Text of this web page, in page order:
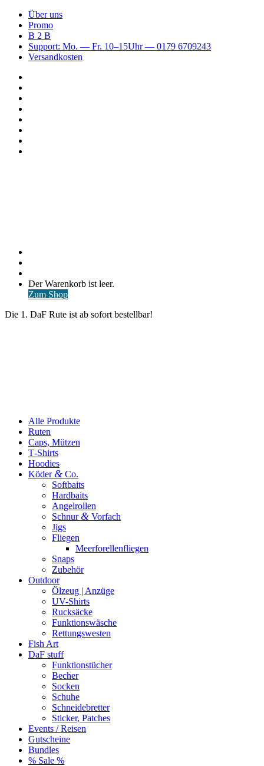
Über uns
Promo
B 2 B
Support: Mo. — Fr. 10–15Uhr — 0179 6709243
Versandkosten
Warenkorb
ansehen
Der Warenkorb ist leer.
Zum Shop
Die 1. DaF Rute ist ab sofort bestellbar!
Alle Produkte
Ruten
Caps, Mützen
T‑Shirts
Hoodies
Köder& Co.
Softbaits
Hardbaits
Angelrollen
Schnur& Vorfach
Jigs
Fliegen
Meerforellenfliegen
Snaps
Zubehör
Outdoor
Ölzeug | Anzüge
UV-Shirts
Rucksäcke
Funktionswäsche
Rettungswesten
Fish Art
DaF stuff
Funktionstücher
Becher
Socken
Schuhe
Schneidebretter
Sticker, Patches
Events / Reisen
Gutscheine
Bundles
% Sale %